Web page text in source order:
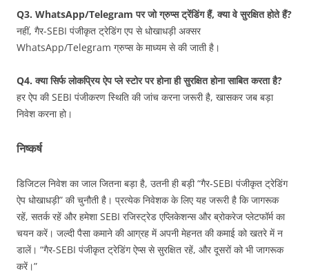
Q3. WhatsApp/Telegram पर जो ग्रुप्स ट्रेंडिंग हैं, क्या वे सुरक्षित होते हैं?
नहीं, गैर-SEBI पंजीकृत ट्रेडिंग एप से धोखाधड़ी अक्सर
WhatsApp/Telegram ग्रुप्स के माध्यम से की जाती है।
Q4. क्या सिर्फ लोकप्रिय ऐप प्ले स्टोर पर होना ही सुरक्षित होना साबित करता है?
हर ऐप की SEBI पंजीकरण स्थिति की जांच करना जरूरी है, खासकर जब बड़ा
निवेश करना हो।
निष्कर्ष
डिजिटल निवेश का जाल जितना बड़ा है, उतनी ही बड़ी “गैर‑SEBI पंजीकृत ट्रेडिंग
ऐप धोखाधड़ी” की चुनौती है। प्रत्येक निवेशक के लिए यह जरूरी है कि जागरूक
रहें, सतर्क रहें और हमेशा SEBI रजिस्ट्रेड एप्लिकेशन्स और ब्रोकरेज प्लेटफॉर्म का
चयन करें। जल्दी पैसा कमाने की आग्रह में अपनी मेहनत की कमाई को खतरे में न
डालें। “गैर-SEBI पंजीकृत ट्रेडिंग ऐप्स से सुरक्षित रहें, और दूसरों को भी जागरूक
करें।”